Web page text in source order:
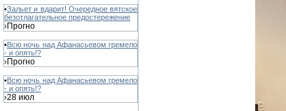
•Зальет и вдарит! Очередное вятское
безотлагательное предостережение
›Прогно
•Всю ночь над Афанасьевом гремело
- и опять!?
›Прогно
•Всю ночь над Афанасьевом гремело
- и опять!?
›28 июл